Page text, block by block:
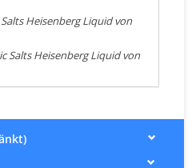
Heisenberg Liquid von
Salts Heisenberg Liquid von